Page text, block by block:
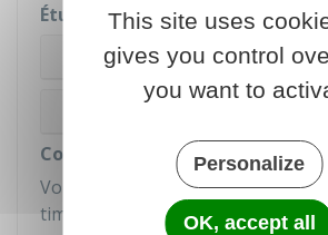
Étude de la demande
Votre demande est
Coût
Vous devez payer225 €(taxe de
timbre de
) partimbres
This site uses
gives you control
you want to
Personalize
OK, accept all